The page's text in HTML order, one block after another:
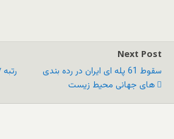
رتبه ۱۱۷ سلامت ایران در دنیا
Next Post
سقوط 61 پله ای ایران در رده بندی
های جهانی محیط زیست